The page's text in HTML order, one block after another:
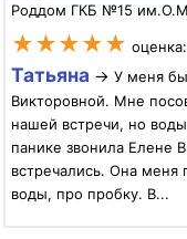
Роддом ГКБ №15
★★★★★ оценка:
Татьяна → У меня
Викторовной. Мне
нашей встречи, но
панике звонила Елене
встречались. Она меня
воды, про пробку. В...